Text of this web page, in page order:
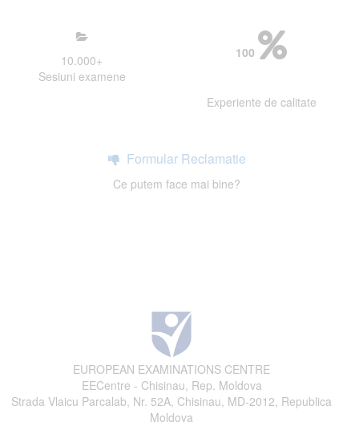
10.000+
Sesiuni examene
100
Experiente de calitate
Formular Reclamatie
Ce putem face mai bine?
EUROPEAN EXAMINATIONS CENTRE
EECentre - Chisinau, Rep. Moldova
Strada Vlaicu Parcalab, Nr. 52A, Chisinau, MD-2012, Republica
Moldova